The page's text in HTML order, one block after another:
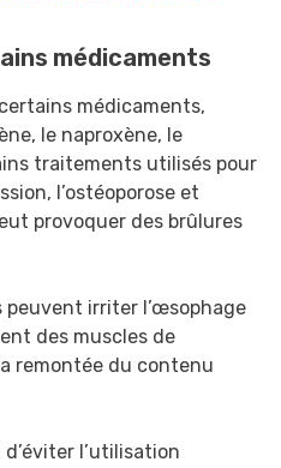
médicaments
médicaments,
le naproxène, le
traitements utilisés pour
l’ostéoporose et
provoquer des brûlures
peuvent irriter l’œsophage
des muscles de
remontée du contenu
l’utilisation